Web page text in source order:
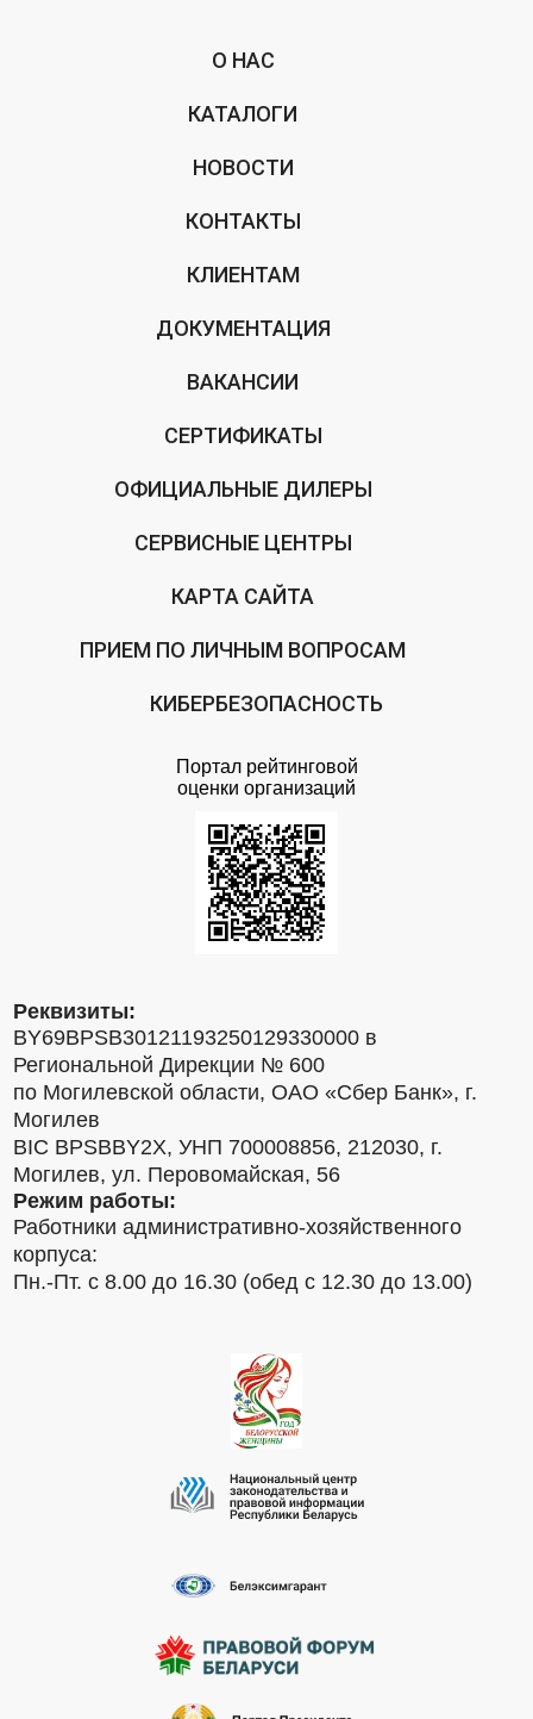
О НАС
КАТАЛОГИ
НОВОСТИ
КОНТАКТЫ
КЛИЕНТАМ
ДОКУМЕНТАЦИЯ
ВАКАНСИИ
СЕРТИФИКАТЫ
ОФИЦИАЛЬНЫЕ ДИЛЕРЫ
СЕРВИСНЫЕ ЦЕНТРЫ
КАРТА САЙТА
ПРИЕМ ПО ЛИЧНЫМ ВОПРОСАМ
КИБЕРБЕЗОПАСНОСТЬ
Портал рейтинговой
оценки организаций
Реквизиты:
BY69BPSB30121193250129330000 в
Региональной Дирекции № 600
по Могилевской области, ОАО «Сбер Банк», г.
Могилев
BIC BPSBBY2X, УНП 700008856, 212030, г.
Могилев, ул. Перовомайская, 56
Режим работы:
Работники административно-хозяйственного
корпуса:
Пн.-Пт. с 8.00 до 16.30 (обед с 12.30 до 13.00)